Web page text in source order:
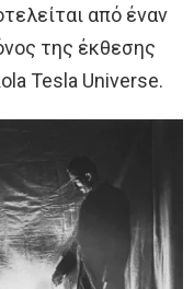
από έναν
της έκθεσης
Tesla Universe.